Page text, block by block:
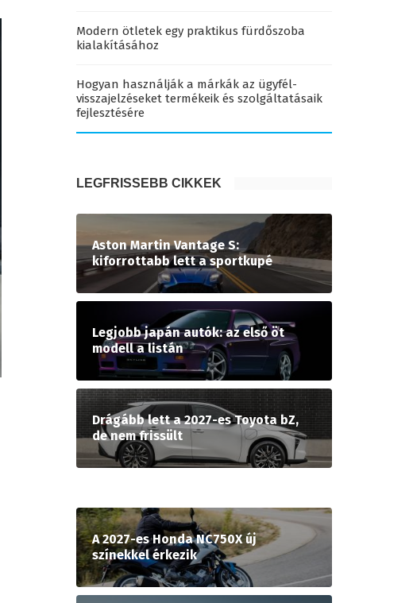
Modern ötletek egy praktikus fürdőszoba
kialakításához
Hogyan használják a márkák az ügyfél-
visszajelzéseket termékeik és szolgáltatásaik
fejlesztésére
LEGFRISSEBB CIKKEK
Aston Martin Vantage S:
kiforrottabb lett a sportkupé
Legjobb japán autók: az első öt
modell a listán
Drágább lett a 2027-es Toyota bZ,
de nem frissült
A 2027-es Honda NC750X új
színekkel érkezik